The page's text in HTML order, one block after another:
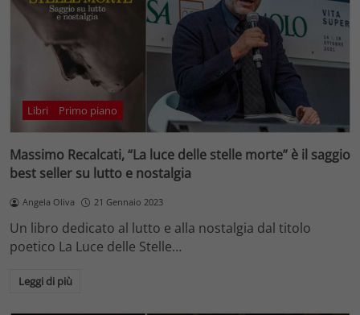
Libri Primo piano
Massimo Recalcati, “La luce delle stelle morte” è il saggio
best seller su lutto e nostalgia
Angela Oliva 21 Gennaio 2023
Un libro dedicato al lutto e alla nostalgia dal titolo
poetico La Luce delle Stelle…
Leggi di più